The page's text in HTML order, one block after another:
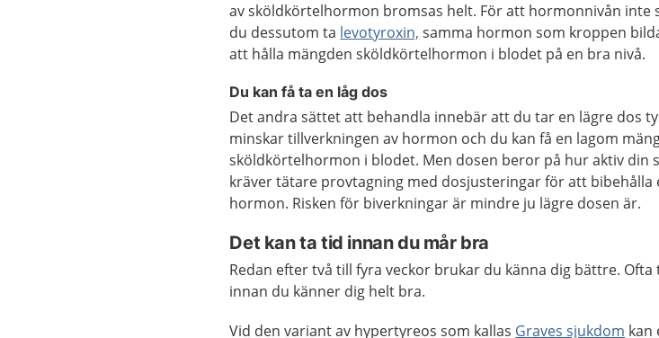
av sköldkörtelhormon bromsas helt. För att hormonnivån inte
du dessutom ta levotyroxin, samma hormon som kroppen
att hålla mängden sköldkörtelhormon i blodet på en bra nivå.
Du kan få ta en låg dos
Det andra sättet att behandla innebär att du tar en lägre dos
minskar tillverkningen av hormon och du kan få en lagom
sköldkörtelhormon i blodet. Men dosen beror på hur aktiv din
kräver tätare provtagning med dosjusteringar för att bibehålla
hormon. Risken för biverkningar är mindre ju lägre dosen är.
Det kan ta tid innan du mår bra
Redan efter två till fyra veckor brukar du känna dig bättre.
innan du känner dig helt bra.
Vid den variant av hypertyreos som kallas Graves sjukdom kan